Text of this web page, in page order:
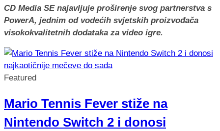
CD Media SE najavljuje proširenje svog partnerstva s
PowerA, jednim od vodećih svjetskih proizvođača
visokokvalitetnih dodataka za video igre.
Featured
Mario Tennis Fever stiže na
Nintendo Switch 2 i donosi